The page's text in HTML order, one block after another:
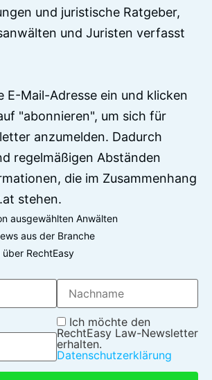
und juristische Ratgeber,
und Juristen verfasst
E-Mail-Adresse ein und klicken
"abonnieren", um sich für
anzumelden. Dadurch
regelmäßigen Abständen
die im Zusammenhang
stehen.
ausgewählten Anwälten
aus der Branche
RechtEasy
Ich möchte den
RechtEasy Law-Newsletter
erhalten.
Datenschutzerklärung